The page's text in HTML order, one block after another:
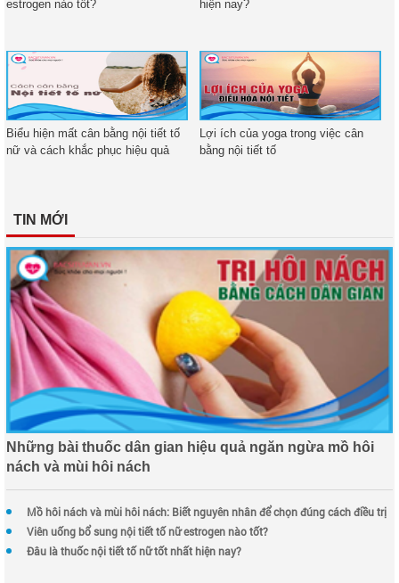
estrogen nào tốt? hiện nay?
Biểu hiện mất cân bằng nội tiết tố
nữ và cách khắc phục hiệu quả
Lợi ích của yoga trong việc cân
bằng nội tiết tố
TIN MỚI
Những bài thuốc dân gian hiệu quả ngăn ngừa mồ hôi
nách và mùi hôi nách
Mồ hôi nách và mùi hôi nách: Biết nguyên nhân để chọn đúng cách điều trị
Viên uống bổ sung nội tiết tố nữ estrogen nào tốt?
Đâu là thuốc nội tiết tố nữ tốt nhất hiện nay?